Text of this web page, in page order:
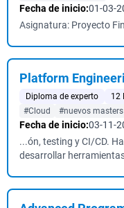
Fecha de inicio:01-03-
Asignatura: Proyecto
Platform
Diploma de experto 12
#Cloud
#nuevos
Fecha de inicio:03-11-
...ón, testing y CI/CD.
desarrollar